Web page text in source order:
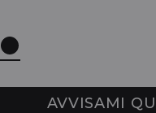
AVVISAMI